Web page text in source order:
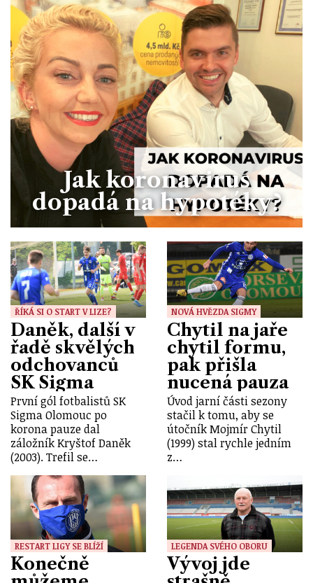
Jak koronavirus
dopadá na hypotéky?
ŘÍKÁ SI O START V LIZE?
Daněk, další v
řadě skvělých
odchovanců
SK Sigma
První gól fotbalistů SK
Sigma Olomouc po
korona pauze dal
záložník Kryštof Daněk
(2003). Trefil se…
NOVÁ HVĚZDA SIGMY
Chytil na jaře
chytil formu,
pak přišla
nucená pauza
Úvod jarní části sezony
stačil k tomu, aby se
útočník Mojmír Chytil
(1999) stal rychle jedním
z…
RESTART LIGY SE BLÍŽÍ
Konečně
LEGENDA SVÉHO OBORU
Vývoj jde